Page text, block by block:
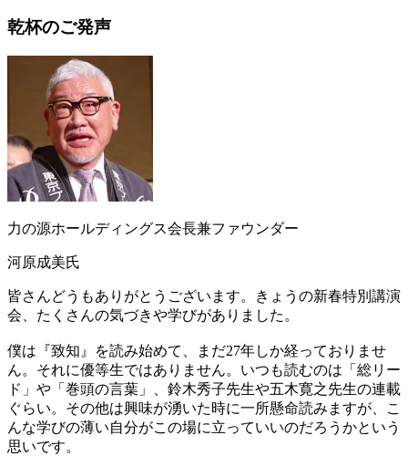
乾杯のご発声
力の源ホールディングス会長兼ファウンダー
河原成美氏
皆さんどうもありがとうございます。きょうの新春特別講演
会、たくさんの気づきや学びがありました。
僕は『致知』を読み始めて、まだ27年しか経っておりませ
ん。それに優等生ではありません。いつも読むのは「総リー
ド」や「巻頭の言葉」、鈴木秀子先生や五木寛之先生の連載
ぐらい。その他は興味が湧いた時に一所懸命読みますが、こ
んな学びの薄い自分がこの場に立っていいのだろうかという
思いです。